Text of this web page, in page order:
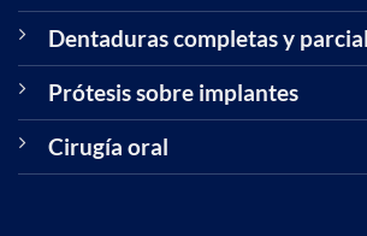
Dentaduras completas y
Prótesis sobre implantes
Cirugía oral